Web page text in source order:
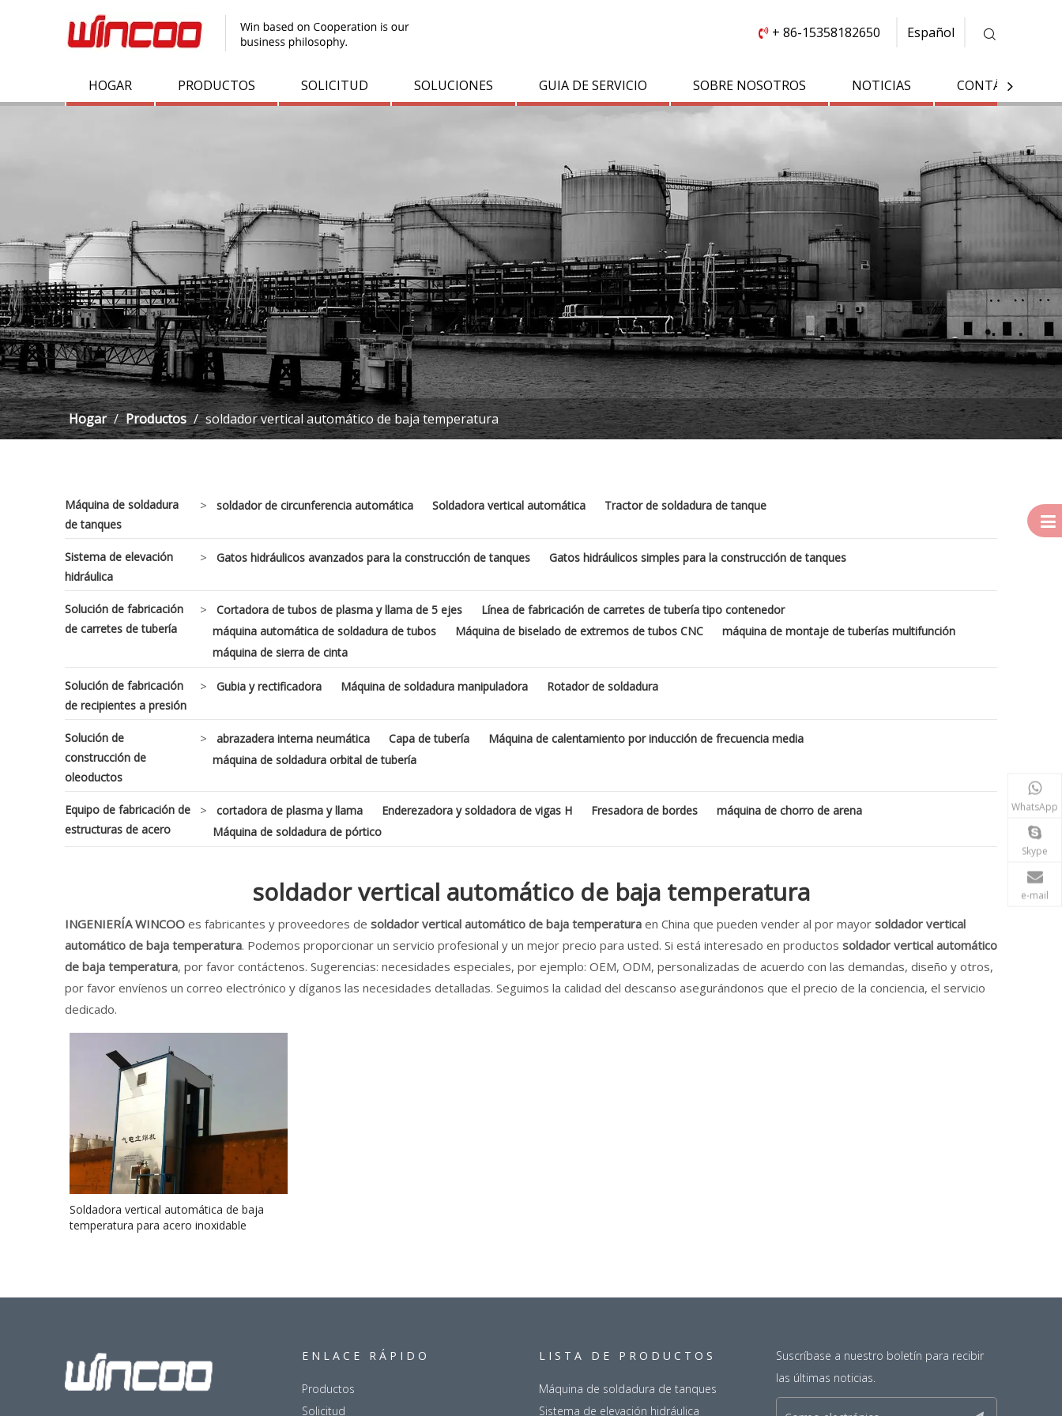
 + 86-15358182650 Español
HOGAR PRODUCTOS SOLICITUD SOLUCIONES GUIA DE SERVICIO SOBRE NOSOTROS NOTICIAS CONTÁCTENOS
Hogar / Productos / soldador vertical automático de baja temperatura
Máquina de soldadura
de tanques
> soldador de circunferencia automática Soldadora vertical automática Tractor de soldadura de tanque
Sistema de elevación
hidráulica
> Gatos hidráulicos avanzados para la construcción de tanques Gatos hidráulicos simples para la construcción de tanques
Solución de fabricación
de carretes de tubería
> Cortadora de tubos de plasma y llama de 5 ejes
Línea de fabricación de carretes de tubería tipo contenedor
máquina automática de soldadura de tubos
Máquina de biselado de extremos de tubos CNC
máquina de montaje de tuberías multifunción
máquina de sierra de cinta
Solución de fabricación
de recipientes a presión
> Gubia y rectificadora Máquina de soldadura manipuladora Rotador de soldadura
Solución de
construcción de
oleoductos
> abrazadera interna neumática Capa de tubería
Máquina de calentamiento por inducción de frecuencia media
máquina de soldadura orbital de tubería
Equipo de fabricación de
estructuras de acero
> cortadora de plasma y llama Enderezadora y soldadora de vigas H Fresadora de bordes
máquina de chorro de arena
Máquina de soldadura de pórtico
soldador vertical automático de baja temperatura
INGENIERÍA WINCOO es fabricantes y proveedores de soldador vertical automático de baja temperatura en China que pueden vender al por mayor soldador vertical
automático de baja temperatura. Podemos proporcionar un servicio profesional y un mejor precio para usted. Si está interesado en productos soldador vertical automático
de baja temperatura, por favor contáctenos. Sugerencias: necesidades especiales, por ejemplo: OEM, ODM, personalizadas de acuerdo con las demandas, diseño y otros,
por favor envíenos un correo electrónico y díganos las necesidades detalladas. Seguimos la calidad del descanso asegurándonos que el precio de la conciencia, el servicio
dedicado.
Soldadora vertical automática de baja
temperatura para acero inoxidable
ENLACE RÁPIDO
Productos
Solicitud
LISTA DE PRODUCTOS
Máquina de soldadura de tanques
Sistema de elevación hidráulica
Suscríbase a nuestro boletín para recibir
las últimas noticias.
WhatsApp
Skype
e-mail